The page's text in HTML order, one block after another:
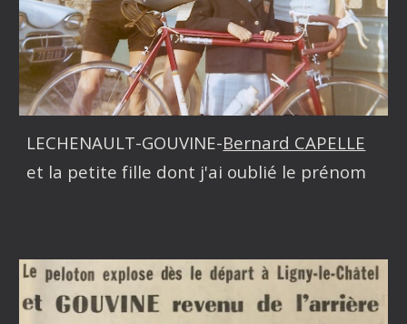
LECHENAULT-GOUVINE-Bernard CAPELLE
et la petite fille dont j'ai oublié le prénom